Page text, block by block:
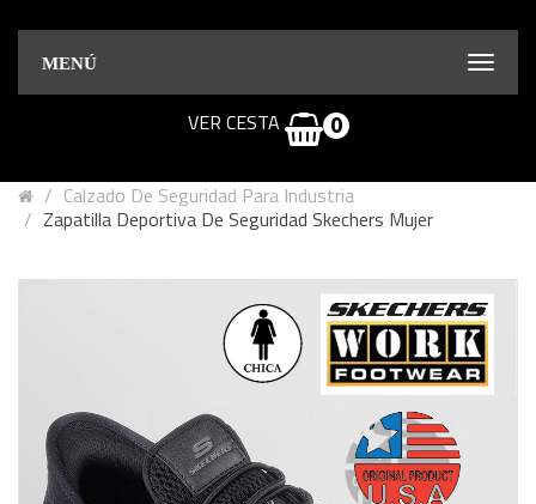
MENÚ
VER CESTA 0
Calzado De Seguridad Para Industria
Zapatilla Deportiva De Seguridad Skechers Mujer